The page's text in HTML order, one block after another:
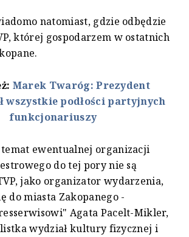
natomiast, gdzie odbędzie
której gospodarzem w ostatnich
Marek Twaróg: Prezydent
wszystkie podłości partyjnych
funkcjonariuszy
temat ewentualnej organizacji
do tej pory nie są
jako organizator wydarzenia,
do miasta Zakopanego -
Agata Pacelt-Mikler,
wydział kultury fizycznej i